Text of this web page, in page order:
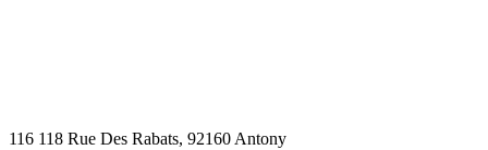
116 118 Rue Des Rabats, 92160 Antony